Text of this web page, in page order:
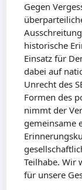
Gegen
historische
Einsatz für
dabei auf
Unrecht des
Formen des
nimmt der
gemeinsame
Teilhabe. Wir
für unsere